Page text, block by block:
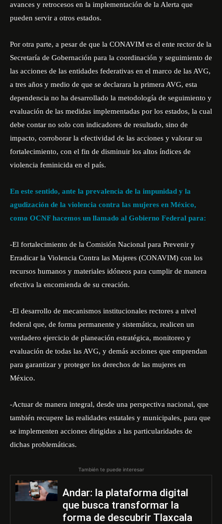
avances y retrocesos en la implementación de la Alerta que
pueden servir a otros estados.
Por otra parte, a pesar de que la CONAVIM es el ente rector de la
Secretaría de Gobernación para la coordinación y seguimiento de
las acciones de las entidades federativas en el marco de las AVG,
a tres años y medio de que se declarara la primera AVG, esta
dependencia no ha desarrollado la metodología de seguimiento y
evaluación de las medidas implementadas por los estados, la cual
debe contar no solo con indicadores de resultado, sino de
impacto, corroborar la efectividad de las acciones y valorar su
fortalecimiento, con el fin de disminuir los altos índices de
violencia feminicida en el país.
En este sentido, ante la prevalencia de la impunidad y la
agudización de la violencia contra las mujeres en México,
como OCNF hacemos un llamado al Gobierno Federal para:
-El fortalecimiento de la Comisión Nacional para Prevenir y
Erradicar la Violencia Contra las Mujeres (CONAVIM) con los
recursos humanos y materiales idóneos para cumplir de manera
efectiva la encomienda de su creación.
-El desarrollo de mecanismos institucionales rectores a nivel
federal que, de forma permanente y sistemática, realicen un
verdadero ejercicio de planeación estratégica, monitoreo y
evaluación de todas las AVG, y demás acciones que emprendan
para garantizar y proteger los derechos de las mujeres en
México.
-Actuar de manera integral, desde una perspectiva nacional, que
también recupere las realidades estatales y municipales, para que
se implementen acciones dirigidas a las particularidades de
dichas problemáticas.
También te puede interesar
Andar: la plataforma digital
que busca transformar la
forma de descubrir Tlaxcala